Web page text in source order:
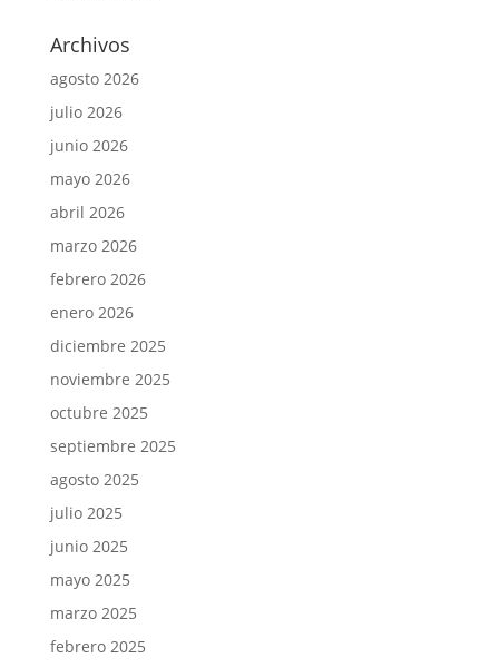
Archivos
agosto 2026
julio 2026
junio 2026
mayo 2026
abril 2026
marzo 2026
febrero 2026
enero 2026
diciembre 2025
noviembre 2025
octubre 2025
septiembre 2025
agosto 2025
julio 2025
junio 2025
mayo 2025
marzo 2025
febrero 2025